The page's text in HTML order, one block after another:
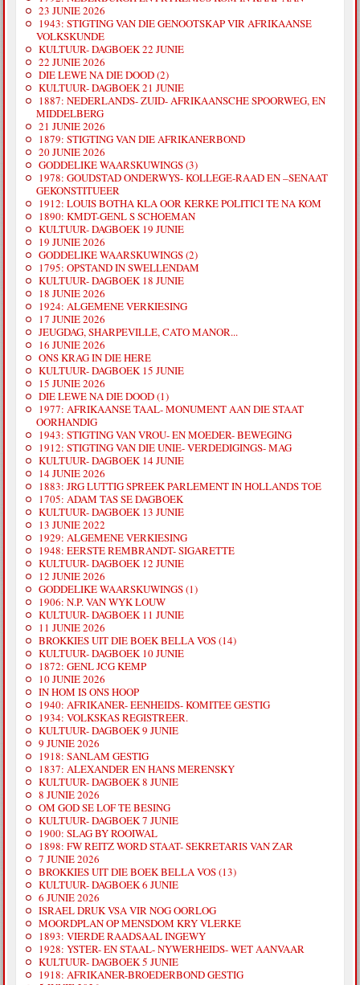
23 JUNIE 2026
1943: STIGTING VAN DIE GENOOTSKAP VIR AFRIKAANSE
VOLKSKUNDE
KULTUUR- DAGBOEK 22 JUNIE
22 JUNIE 2026
DIE LEWE NA DIE DOOD (2)
KULTUUR- DAGBOEK 21 JUNIE
1887: NEDERLANDS- ZUID- AFRIKAANSCHE SPOORWEG, EN
MIDDELBERG
21 JUNIE 2026
1879: STIGTING VAN DIE AFRIKANERBOND
20 JUNIE 2026
GODDELIKE WAARSKUWINGS (3)
1978: GOUDSTAD ONDERWYS- KOLLEGE-RAAD EN –SENAAT
GEKONSTITUEER
1912: LOUIS BOTHA KLA OOR KERKE POLITICI TE NA KOM
1890: KMDT-GENL S SCHOEMAN
KULTUUR- DAGBOEK 19 JUNIE
19 JUNIE 2026
GODDELIKE WAARSKUWINGS (2)
1795: OPSTAND IN SWELLENDAM
KULTUUR- DAGBOEK 18 JUNIE
18 JUNIE 2026
1924: ALGEMENE VERKIESING
17 JUNIE 2026
JEUGDAG, SHARPEVILLE, CATO MANOR...
16 JUNIE 2026
ONS KRAG IN DIE HERE
KULTUUR- DAGBOEK 15 JUNIE
15 JUNIE 2026
DIE LEWE NA DIE DOOD (1)
1977: AFRIKAANSE TAAL- MONUMENT AAN DIE STAAT
OORHANDIG
1943: STIGTING VAN VROU- EN MOEDER- BEWEGING
1912: STIGTING VAN DIE UNIE- VERDEDIGINGS- MAG
KULTUUR- DAGBOEK 14 JUNIE
14 JUNIE 2026
1883: JRG LUTTIG SPREEK PARLEMENT IN HOLLANDS TOE
1705: ADAM TAS SE DAGBOEK
KULTUUR- DAGBOEK 13 JUNIE
13 JUNIE 2022
1929: ALGEMENE VERKIESING
1948: EERSTE REMBRANDT- SIGARETTE
KULTUUR- DAGBOEK 12 JUNIE
12 JUNIE 2026
GODDELIKE WAARSKUWINGS (1)
1906: N.P. VAN WYK LOUW
KULTUUR- DAGBOEK 11 JUNIE
11 JUNIE 2026
BROKKIES UIT DIE BOEK BELLA VOS (14)
KULTUUR- DAGBOEK 10 JUNIE
1872: GENL JCG KEMP
10 JUNIE 2026
IN HOM IS ONS HOOP
1940: AFRIKANER- EENHEIDS- KOMITEE GESTIG
1934: VOLKSKAS REGISTREER.
KULTUUR- DAGBOEK 9 JUNIE
9 JUNIE 2026
1918: SANLAM GESTIG
1837: ALEXANDER EN HANS MERENSKY
KULTUUR- DAGBOEK 8 JUNIE
8 JUNIE 2026
OM GOD SE LOF TE BESING
KULTUUR- DAGBOEK 7 JUNIE
1900: SLAG BY ROOIWAL
1898: FW REITZ WORD STAAT- SEKRETARIS VAN ZAR
7 JUNIE 2026
BROKKIES UIT DIE BOEK BELLA VOS (13)
KULTUUR- DAGBOEK 6 JUNIE
6 JUNIE 2026
ISRAEL DRUK VSA VIR NOG OORLOG
MOORDPLAN OP MENSDOM KRY VLERKE
1893: VIERDE RAADSAAL INGEWY
1928: YSTER- EN STAAL- NYWERHEIDS- WET AANVAAR
KULTUUR- DAGBOEK 5 JUNIE
1918: AFRIKANER-BROEDERBOND GESTIG